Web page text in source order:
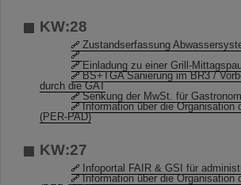
KW:28
Zustandserfassung
Einladung zu einer Grill-
BS+TGA Sanierung im BR3 /
durch die GAT
Senkung der MwSt. für
Information über die Organisation
(PER-PAD)
KW:27
Infoportal FAIR & GSI für
Information über die Organisation